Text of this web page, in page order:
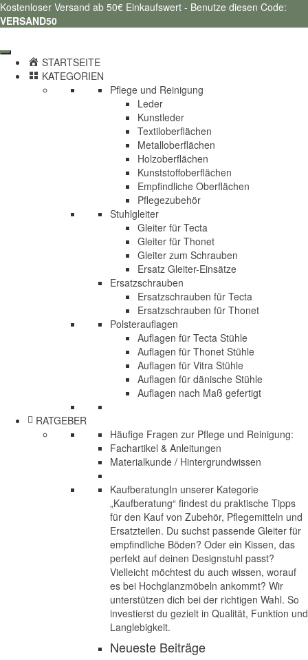
Kostenloser Versand ab 50€ Einkaufswert - Benutze diesen Code:
VERSAND50
STARTSEITE
KATEGORIEN
Pflege und Reinigung
Leder
Kunstleder
Textiloberflächen
Metalloberflächen
Holzoberflächen
Kunststoffoberflächen
Empfindliche Oberflächen
Pflegezubehör
Stuhlgleiter
Gleiter für Tecta
Gleiter für Thonet
Gleiter zum Schrauben
Ersatz Gleiter-Einsätze
Ersatzschrauben
Ersatzschrauben für Tecta
Ersatzschrauben für Thonet
Polsterauflagen
Auflagen für Tecta Stühle
Auflagen für Thonet Stühle
Auflagen für Vitra Stühle
Auflagen für dänische Stühle
Auflagen nach Maß gefertigt
RATGEBER
Häufige Fragen zur Pflege und Reinigung:
Fachartikel & Anleitungen
Materialkunde / Hintergrundwissen
KaufberatungIn unserer Kategorie
„Kaufberatung“ findest du praktische Tipps
für den Kauf von Zubehör, Pflegemitteln und
Ersatzteilen. Du suchst passende Gleiter für
empfindliche Böden? Oder ein Kissen, das
perfekt auf deinen Designstuhl passt?
Vielleicht möchtest du auch wissen, worauf
es bei Hochglanzmöbeln ankommt? Wir
unterstützen dich bei der richtigen Wahl. So
investierst du gezielt in Qualität, Funktion und
Langlebigkeit.
Neueste Beiträge